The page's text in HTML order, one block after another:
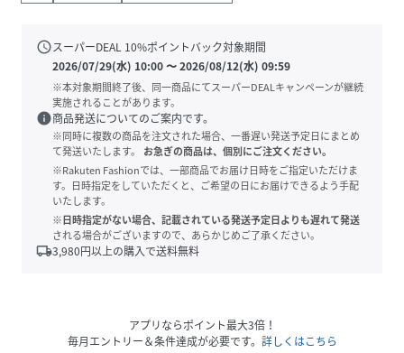
scheduleスーパーDEAL 10%ポイントバック対象期間
2026/07/29(水) 10:00〜2026/08/12(水) 09:59
※本対象期間終了後、同一商品にてスーパーDEALキャンペーンが継続
実施されることがあります。
info商品発送についてのご案内です。
※同時に複数の商品を注文された場合、一番遅い発送予定日にまとめ
て発送いたします。
お急ぎの商品は、個別にご注文ください。
※Rakuten Fashionでは、一部商品でお届け日時をご指定いただけま
す。日時指定をしていただくと、ご希望の日にお届けできるよう手配
いたします。
※日時指定がない場合、記載されている発送予定日よりも遅れて発送
される場合がございますので、あらかじめご了承ください。
local_shipping3,980円以上の購入で送料無料
アプリならポイント最大3倍！
毎月エントリー＆条件達成が必要です。 詳しくはこちら